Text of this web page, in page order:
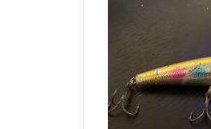
1.3
1.4
ルア
ーア